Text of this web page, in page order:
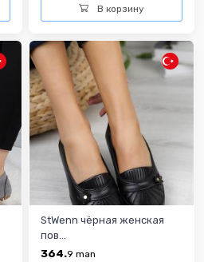
В корзину
StWenn чёрная женская
пов...
364.9 man